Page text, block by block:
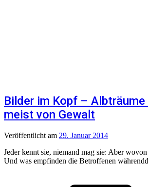
Bilder im Kopf – Albträume
meist von Gewalt
Veröffentlicht am 29. Januar 2014
Jeder kennt sie, niemand mag sie: Aber
Und was empfinden die Betroffenen